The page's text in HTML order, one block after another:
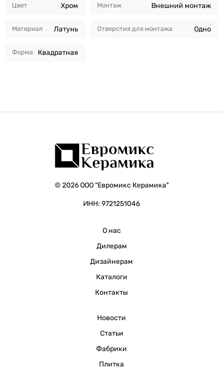
Цвет Хром
Материал Латунь
Форма Квадратная
Монтаж Внешний монтаж
Отверстия для монтажа Одно
© 2026 ООО "Евромикс Керамика"
ИНН: 9721251046
О нас
Дилерам
Дизайнерам
Каталоги
Контакты
Новости
Статьи
Фабрики
Плитка